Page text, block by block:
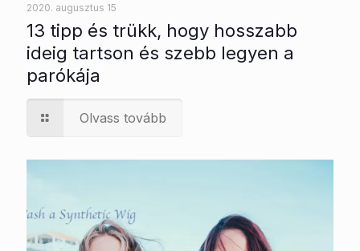
2020. augusztus 15
13 tipp és trükk, hogy hosszabb
ideig tartson és szebb legyen a
parókája
Olvass tovább